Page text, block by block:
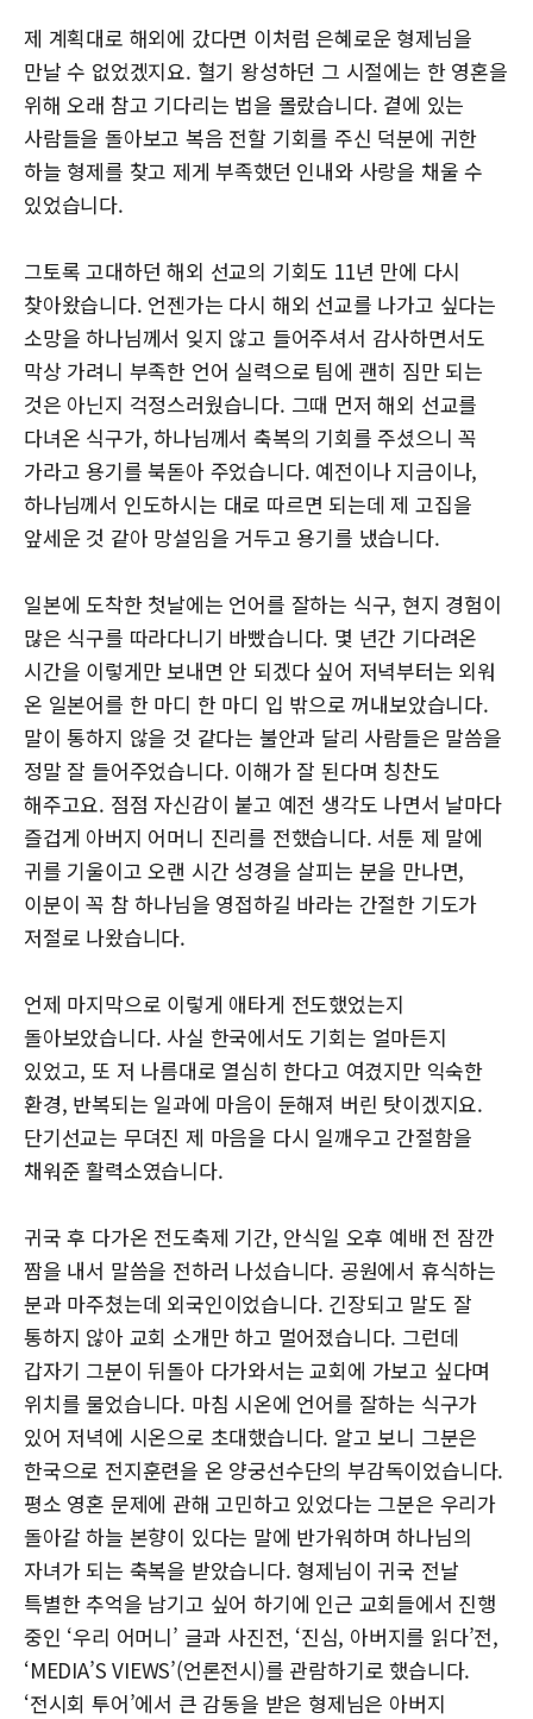
제 계획대로 해외에 갔다면 이처럼 은혜로운 형제님을
만날 수 없었겠지요. 혈기 왕성하던 그 시절에는 한 영혼을
위해 오래 참고 기다리는 법을 몰랐습니다. 곁에 있는
사람들을 돌아보고 복음 전할 기회를 주신 덕분에 귀한
하늘 형제를 찾고 제게 부족했던 인내와 사랑을 채울 수
있었습니다.
그토록 고대하던 해외 선교의 기회도 11년 만에 다시
찾아왔습니다. 언젠가는 다시 해외 선교를 나가고 싶다는
소망을 하나님께서 잊지 않고 들어주셔서 감사하면서도
막상 가려니 부족한 언어 실력으로 팀에 괜히 짐만 되는
것은 아닌지 걱정스러웠습니다. 그때 먼저 해외 선교를
다녀온 식구가, 하나님께서 축복의 기회를 주셨으니 꼭
가라고 용기를 북돋아 주었습니다. 예전이나 지금이나,
하나님께서 인도하시는 대로 따르면 되는데 제 고집을
앞세운 것 같아 망설임을 거두고 용기를 냈습니다.
일본에 도착한 첫날에는 언어를 잘하는 식구, 현지 경험이
많은 식구를 따라다니기 바빴습니다. 몇 년간 기다려온
시간을 이렇게만 보내면 안 되겠다 싶어 저녁부터는 외워
온 일본어를 한 마디 한 마디 입 밖으로 꺼내보았습니다.
말이 통하지 않을 것 같다는 불안과 달리 사람들은 말씀을
정말 잘 들어주었습니다. 이해가 잘 된다며 칭찬도
해주고요. 점점 자신감이 붙고 예전 생각도 나면서 날마다
즐겁게 아버지 어머니 진리를 전했습니다. 서툰 제 말에
귀를 기울이고 오랜 시간 성경을 살피는 분을 만나면,
이분이 꼭 참 하나님을 영접하길 바라는 간절한 기도가
저절로 나왔습니다.
언제 마지막으로 이렇게 애타게 전도했었는지
돌아보았습니다. 사실 한국에서도 기회는 얼마든지
있었고, 또 저 나름대로 열심히 한다고 여겼지만 익숙한
환경, 반복되는 일과에 마음이 둔해져 버린 탓이겠지요.
단기선교는 무뎌진 제 마음을 다시 일깨우고 간절함을
채워준 활력소였습니다.
귀국 후 다가온 전도축제 기간, 안식일 오후 예배 전 잠깐
짬을 내서 말씀을 전하러 나섰습니다. 공원에서 휴식하는
분과 마주쳤는데 외국인이었습니다. 긴장되고 말도 잘
통하지 않아 교회 소개만 하고 멀어졌습니다. 그런데
갑자기 그분이 뒤돌아 다가와서는 교회에 가보고 싶다며
위치를 물었습니다. 마침 시온에 언어를 잘하는 식구가
있어 저녁에 시온으로 초대했습니다. 알고 보니 그분은
한국으로 전지훈련을 온 양궁선수단의 부감독이었습니다.
평소 영혼 문제에 관해 고민하고 있었다는 그분은 우리가
돌아갈 하늘 본향이 있다는 말에 반가워하며 하나님의
자녀가 되는 축복을 받았습니다. 형제님이 귀국 전날
특별한 추억을 남기고 싶어 하기에 인근 교회들에서 진행
중인 ‘우리 어머니’ 글과 사진전, ‘진심, 아버지를 읽다’전,
‘MEDIA’S VIEWS’(언론전시)를 관람하기로 했습니다.
‘전시회 투어’에서 큰 감동을 받은 형제님은 아버지